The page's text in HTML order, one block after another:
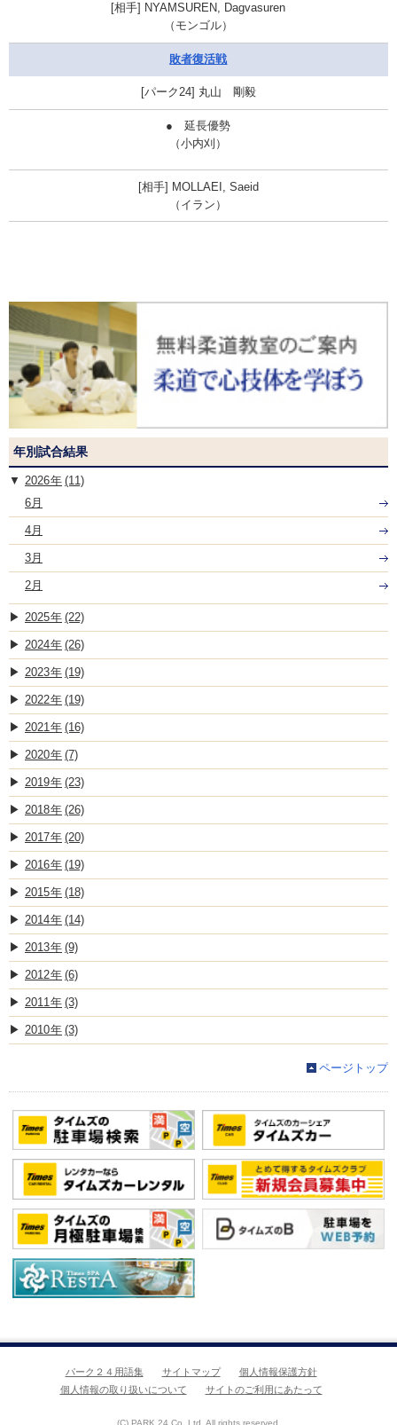
NYAMSUREN, Dagvasuren
（モンゴル）
敗者復活戦
丸山 剛毅
● 延長優勢
（小内刈）
MOLLAEI, Saeid
（イラン）
年別試合結果
2026
(11)
6月
4月
3月
2月
2025 (22)
2024 (26)
2023 (19)
2022 (19)
2021 (16)
2020 (7)
2019 (23)
2018 (26)
2017 (20)
2016 (19)
2015 (18)
2014 (14)
2013 (9)
2012 (6)
2011 (3)
2010 (3)
ページトップ
パーク２４用語集 サイトマップ
個人情報保護方針
個人情報の取り扱いについて
サイトのご利用にあたって
(C) PARK 24 Co.,Ltd. All rights reserved.